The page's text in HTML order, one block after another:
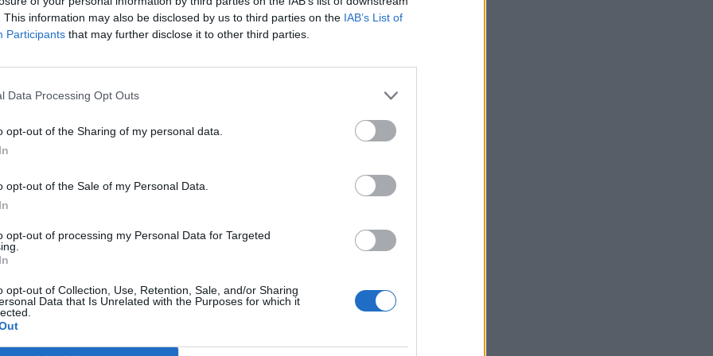
This information may also be disclosed by us to third parties on the IAB’s List of
Participants that may further disclose it to other third parties.
Data Processing Opt Outs
opt-out of the Sharing of my personal data.
opt-out of the Sale of my Personal Data.
opt-out of processing my Personal Data for Targeted
opt-out of Collection, Use, Retention, Sale, and/or Sharing
Data that Is Unrelated with the Purposes for which it
číšníkem
Radek Ctibor - 16. 2. 2022
středisku v příbramské věznici přijímací řízení pro
školní...
0
Příbramská věznice má opět
vzdělávací středisko
PŘÍBRAM/BYTÍZ - Odsouzení mají při výkonu trestu